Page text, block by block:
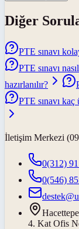
Diğer
PTE sınavı
PTE sınavı
hazırlanılır?
PTE sınavı kaç
İletişim Merkezi
0(312)
0(546)
4. Kat Ofis